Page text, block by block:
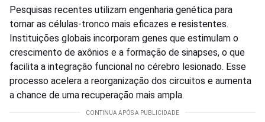
Pesquisas recentes utilizam engenharia genética para
tornar as células-tronco mais eficazes e resistentes.
Instituições globais incorporam genes que estimulam o
crescimento de axônios e a formação de sinapses, o que
facilita a integração funcional no cérebro lesionado. Esse
processo acelera a reorganização dos circuitos e aumenta
a chance de uma recuperação mais ampla.